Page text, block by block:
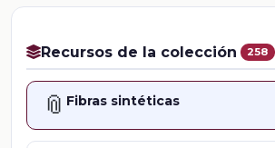
Recursos de la colección 258
📎 Fibras sintéticas